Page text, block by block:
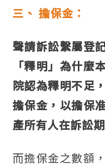
三、 擔保金：
聲請訴訟繫屬登
「釋明」為什麼
院認為釋明不足
擔保金，以擔保
產所有人在訴訟
而擔保金之數額